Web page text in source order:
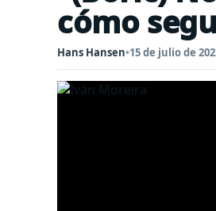
cómo
Hans Hansen•15 de julio de